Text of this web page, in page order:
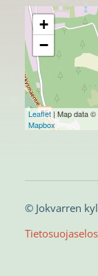
+
−
Leaflet| Map data ©
Mapbox
© Jokvarren